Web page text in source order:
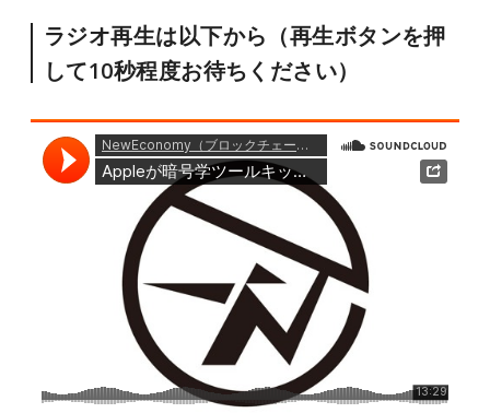
ラジオ再生は以下から（再生ボタンを押
して10秒程度お待ちください）